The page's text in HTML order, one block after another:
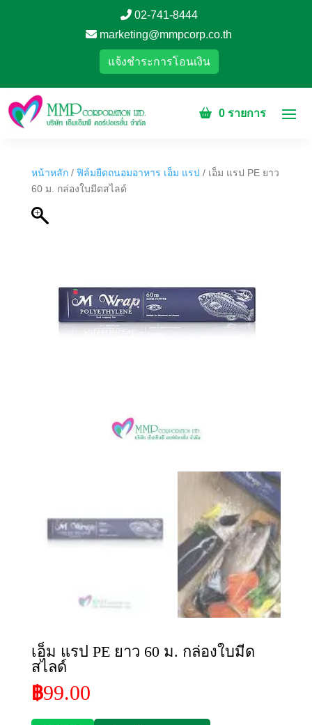
02-741-8444
marketing@mmpcorp.co.th
แจ้งชำระการโอนเงิน
0 รายการ
หน้าหลัก/ ฟิล์มยืดถนอมอาหาร เอ็ม แรป / เอ็ม แรป PE ยาว
60 ม. กล่องใบมีดสไลด์
เอ็ม แรป PE ยาว 60 ม. กล่องใบมีด
สไลด์
฿99.00